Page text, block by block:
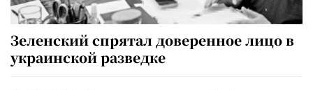
Зеленский спрятал доверенное лицо в
украинской разведке